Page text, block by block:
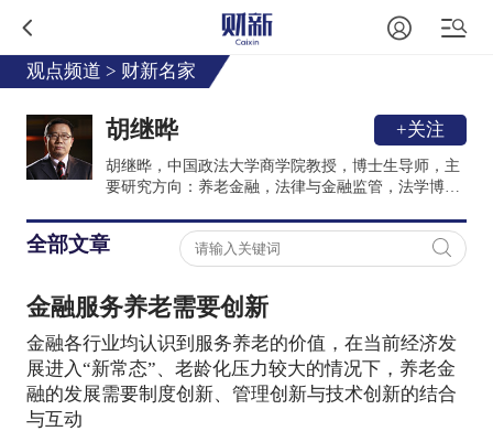
观点频道 > 财新名家
胡继晔 +关注
胡继晔，中国政法大学商学院教授，博士生导师，主
要研究方向：养老金融，法律与金融监管，法学博弈
博士学位，国家公派英国牛津大学访问学者，欧盟-中
国社会保障项目中方高级专家。承担国家社科基金课
题《社保基金监管立法研究》，承担全国人大财经委
《社会保险与社会救助制度衔接研究》课题、人力资
源和社会保障部《社会保险基金监督管理条例》立法
调研课题等多项课题研究。担任中国社会保险学会、
中国世界经济学会理事。
全部文章
金融服务养老需要创新
金融各行业均认识到服务养老的价值，在当前经济发
展进入“新常态”、老龄化压力较大的情况下，养老金
融的发展需要制度创新、管理创新与技术创新的结合
与互动